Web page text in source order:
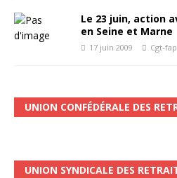
Le 23 juin, action
en Seine et Marne
17 juin 2009 Cgt-
UNION CONFÉDÉRALE DES
UNION SYNDICALE DES